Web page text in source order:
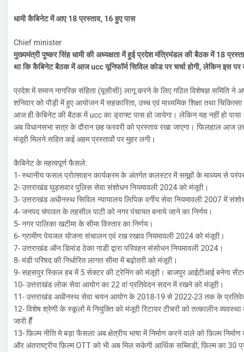
धामी कैबिनेट में आए 18 प्रस्ताव, 16 हुए पास
Chief minister
मुख्यमंत्री पुष्कर सिंह धामी की अध्यक्षता में हुई प्रदेश मंत्रिमंडल की बैठक में 18
था कि कैबिनेट बैठक में आज ucc यूनिफॉर्म सिविल कोड पर चर्चा होगी, लेकिन इस पर
प्रदेश में समान नागरिक संहिता (यूसीसी) लागू करने के लिए गठित विशेषज्ञ समिति ने
शनिवार को पौड़ी में हुए आयोजन में सहकारिता, उच्च एवं माध्यमिक शिक्षा तथा
आज ही केबिनेट की बैठक में ucc का ड्राफ्ट पास हो जायेगा। लेकिन यह नहीं हो पाया।
अब विधानसभा सत्र के दौरान छह फरवरी को प्रस्ताव रखा जाएगा। फिलहाल आज
मंजूरी मिलने सहित कई अहम प्रस्तावों पर मुहर लगी।
कैबिनेट के महत्वपूर्ण फैसले:
1- स्थानीय फसल प्रोत्साहन कार्यक्रम के अंतर्गत कलस्टर में समूहों के माध्यम से
2- उत्तराखंड घुड़सवार पुलिस सेवा संशोधन नियमावली 2024 को मंजूरी।
3- उत्तराखंड अधीनस्थ सिविल न्यायालय लिपिक वर्गीय सेवा नियमावली 2007 में
4- जनपद चंपावत के तहसील पाटी को नगर पंचायत बनाये जाने का निर्णय।
5- नगर पालिका खटीमा के सीमा विस्तार का निर्णय।
6- ग्रामीण पेयजल योजना संचालन एवं रख रखाव नियमावली 2024 को मंजूरी।
7- उत्तराखंड ऑन डिमांड ठेका गाडी द्वारा परिवहन संसोधन नियमावली 2024।
8- मंडी परिषद की निर्धारित लागत सीमा में बढ़ोतरी को मंजूरी।
9- सहसपुर स्किल हब में 5 सेक्टर की ट्रेनिंग को मंजूरी। बाजपुर आईटीआई बनेगा
10- उत्तराखंड लोक सेवा आयोग का 22 वां प्रतिवेदन सदन में रखने को मंजूरी।
11- उत्तराखंड अधीनस्थ सेवा चयन आयोग के 2018-19 से 2022-23 तक के
12- विशेष श्रेणी के स्कूलों मे नियुक्ति को मंजूरी रिटायर टीचरों को तत्कालीन
जारी हैँ
13- फ़िल्म नीति मे बड़ा फैसला अब क्षेत्रीय भाषा में निर्माण करने वाले को फ़िल्म
और अंतराष्ट्रीय फ़िल्म OTT को भी अब मिल सकेगी आर्थिक सब्सिडी, फ़िल्म का 30